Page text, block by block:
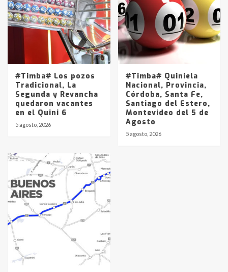
#Timba# Los pozos
Tradicional, La
Segunda y Revancha
quedaron vacantes
en el Quini 6
5 agosto, 2026
#Timba# Quiniela
Nacional, Provincia,
Córdoba, Santa Fe,
Santiago del Estero,
Montevideo del 5 de
Agosto
5 agosto, 2026